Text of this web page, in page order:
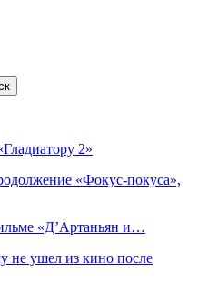
2»
«Фокус-покуса»,
«Д’Артаньян и…
не ушел из кино после